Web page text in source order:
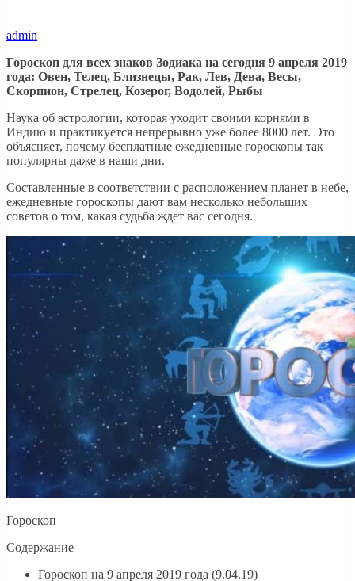
admin
Гороскоп для всех знаков Зодиака на сегодня 9 апреля 2019
года: Овен, Телец, Близнецы, Рак, Лев, Дева, Весы,
Скорпион, Стрелец, Козерог, Водолей, Рыбы
Наука об астрологии, которая уходит своими корнями в
Индию и практикуется непрерывно уже более 8000 лет. Это
объясняет, почему бесплатные ежедневные гороскопы так
популярны даже в наши дни.
Составленные в соответствии с расположением планет в небе,
ежедневные гороскопы дают вам несколько небольших
советов о том, какая судьба ждет вас сегодня.
Гороскоп
Содержание
Гороскоп на 9 апреля 2019 года (9.04.19)